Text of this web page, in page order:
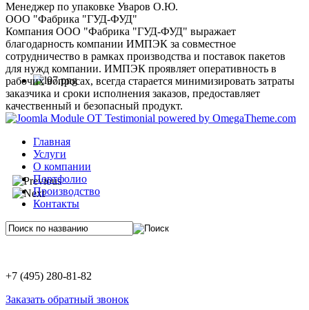
Менеджер по упаковке Уваров О.Ю.
ООО "Фабрика "ГУД-ФУД"
Компания ООО "Фабрика "ГУД-ФУД" выражает
благодарность компании ИМПЭК за совместное
сотрудничество в рамках производства и поставок пакетов
для нужд компании. ИМПЭК проявляет оперативность в
рабочих вопросах, всегда старается минимизировать затраты
заказчика и сроки исполнения заказов, предоставляет
качественный и безопасный продукт.
Главная
Услуги
О компании
Портфолио
Производство
Контакты
+7 (495) 280-81-82
Заказать обратный звонок